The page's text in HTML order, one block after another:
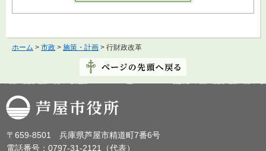
ホーム > 市政 > 施策・計画 > 行財政改革
芦屋市役所
〒659-8501 兵庫県芦屋市精道町7番6号
電話番号：0797-31-2121（代表）